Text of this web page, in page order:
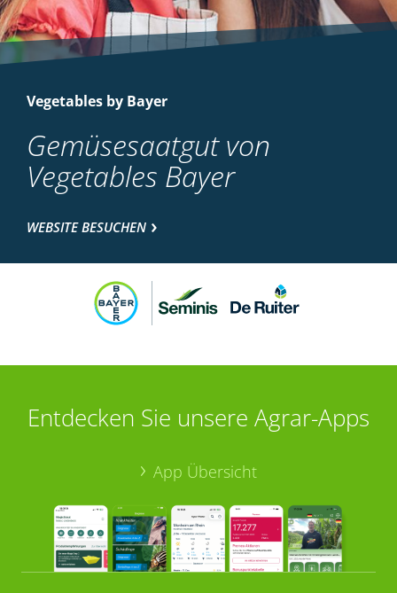
Vegetables by Bayer
Gemüsesaatgut von
Vegetables Bayer
WEBSITE BESUCHEN
Entdecken Sie unsere Agrar-Apps
App Übersicht